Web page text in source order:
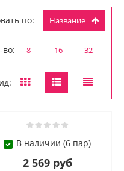
по: Название
во: 8 16 32
В наличии (6 пар)
2 569 руб